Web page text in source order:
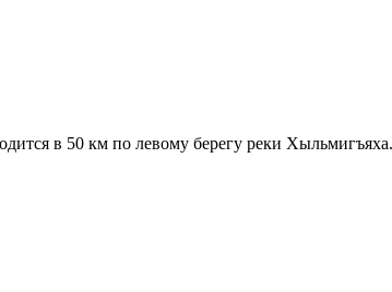
в 50 км по левому берегу реки